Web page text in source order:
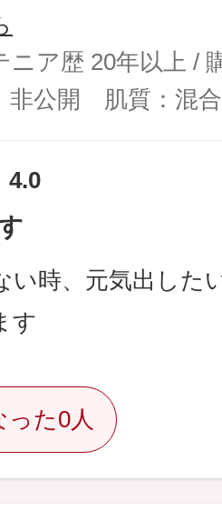
ニア歴 20年以上 /
非公開 肌質：混
4.0
い時、元気出した
す
った0人